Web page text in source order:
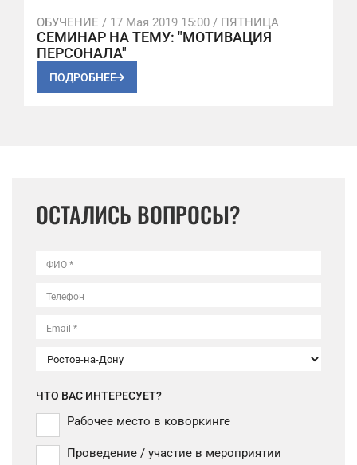
ОБУЧЕНИЕ / 17 Мая 2019 15:00 / ПЯТНИЦА
СЕМИНАР НА ТЕМУ: "МОТИВАЦИЯ
ПЕРСОНАЛА"
ПОДРОБНЕЕ
ОСТАЛИСЬ ВОПРОСЫ?
ФИО *
Телефон
Email *
ЧТО ВАС ИНТЕРЕСУЕТ?
Рабочее место в коворкинге
Проведение / участие в мероприятии